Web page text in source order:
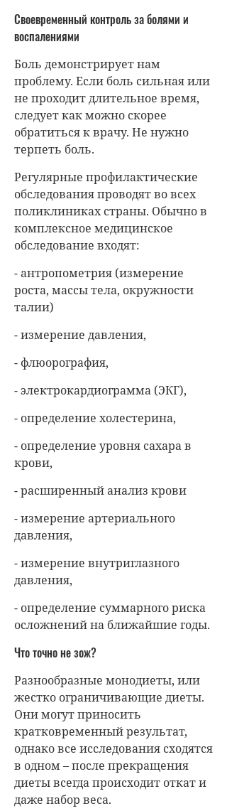
Своевременный контроль за болями и
воспалениями
Боль демонстрирует нам
проблему. Если боль сильная или
не проходит длительное время,
следует как можно скорее
обратиться к врачу. Не нужно
терпеть боль.
Регулярные профилактические
обследования проводят во всех
поликлиниках страны. Обычно в
комплексное медицинское
обследование входят:
- антропометрия (измерение
роста, массы тела, окружности
талии)
- измерение давления,
- флюорография,
- электрокардиограмма (ЭКГ),
- определение холестерина,
- определение уровня сахара в
крови,
- расширенный анализ крови
- измерение артериального
давления,
- измерение внутриглазного
давления,
- определение суммарного риска
осложнений на ближайшие годы.
Что точно не зож?
Разнообразные монодиеты, или
жестко ограничивающие диеты.
Они могут приносить
кратковременный результат,
однако все исследования сходятся
в одном – после прекращения
диеты всегда происходит откат и
даже набор веса.